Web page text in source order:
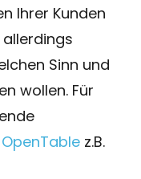
Ihrer Kunden
Sinn und
wollen. Für
OpenTablez.B.